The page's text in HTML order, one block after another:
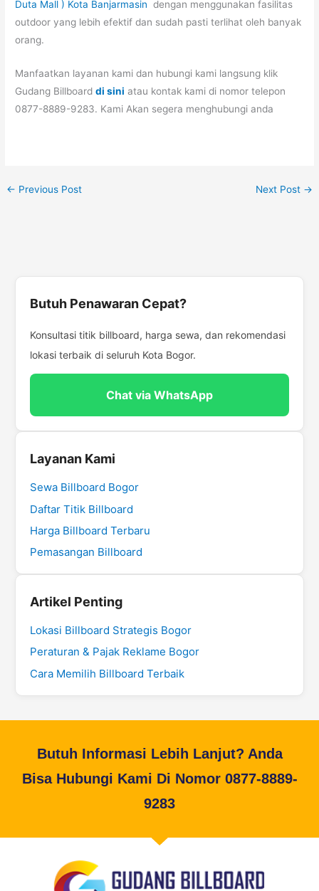
Duta Mall ) Kota Banjarmasin dengan menggunakan fasilitas
outdoor yang lebih efektif dan sudah pasti terlihat oleh banyak
orang.
Manfaatkan layanan kami dan hubungi kami langsung klik
Gudang Billboarddi sini atau kontak kami di nomor telepon
0877-8889-9283. Kami Akan segera menghubungi anda
← Previous Post Next Post →
Butuh Penawaran Cepat?
Konsultasi titik billboard, harga sewa, dan rekomendasi
lokasi terbaik di seluruh Kota Bogor.
Chat via WhatsApp
Layanan Kami
Sewa Billboard Bogor
Daftar Titik Billboard
Harga Billboard Terbaru
Pemasangan Billboard
Artikel Penting
Lokasi Billboard Strategis Bogor
Peraturan & Pajak Reklame Bogor
Cara Memilih Billboard Terbaik
Butuh Informasi Lebih Lanjut? Anda
Bisa Hubungi Kami Di Nomor 0877-8889-
9283